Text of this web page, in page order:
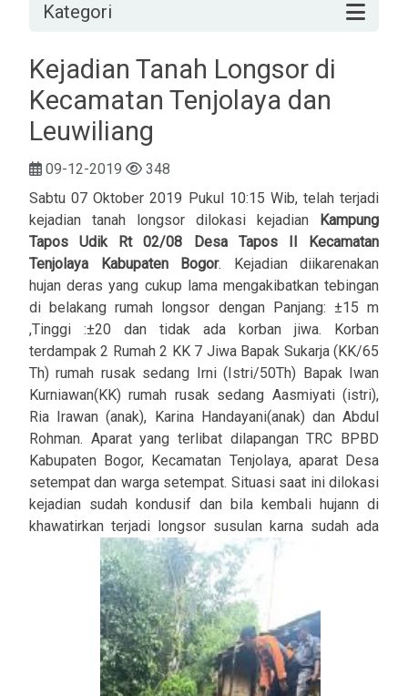
Kategori
Kejadian Tanah Longsor di
Kecamatan Tenjolaya dan
Leuwiliang
09-12-2019
348
Sabtu 07 Oktober 2019 Pukul 10:15 Wib, telah terjadi
kejadian tanah longsor dilokasi kejadian
Kampung
Tapos Udik Rt 02/08 Desa Tapos II Kecamatan
Tenjolaya Kabupaten Bogor. Kejadian diikarenakan
hujan deras yang cukup lama mengakibatkan tebingan
di belakang rumah longsor dengan Panjang: ±15 m
,Tinggi :±20 dan tidak ada korban jiwa. Korban
terdampak 2 Rumah 2 KK 7 Jiwa Bapak Sukarja (KK/65
Th) rumah rusak sedang Irni (Istri/50Th) Bapak Iwan
Kurniawan(KK) rumah rusak sedang Aasmiyati (istri),
Ria Irawan (anak), Karina Handayani(anak) dan Abdul
Rohman. Aparat yang terlibat dilapangan TRC BPBD
Kabupaten Bogor, Kecamatan Tenjolaya, aparat Desa
setempat dan warga setempat. Situasi saat ini dilokasi
kejadian sudah kondusif dan bila kembali hujann di
khawatirkan terjadi longsor susulan karna sudah ada